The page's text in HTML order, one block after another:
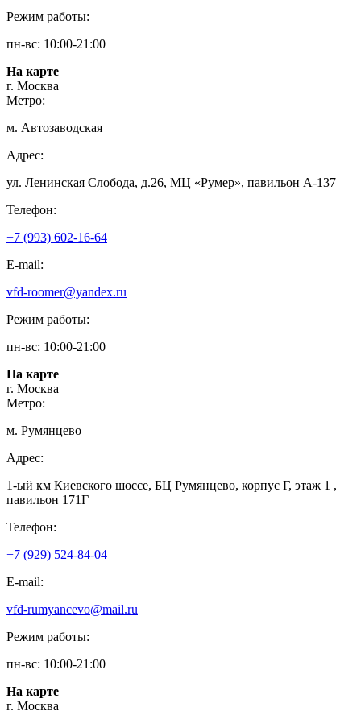
Режим работы:
пн-вс: 10:00-21:00
На карте
г. Москва
Метро:
м. Автозаводская
Адрес:
ул. Ленинская Слобода, д.26, МЦ «Румер», павильон А-137
Телефон:
+7 (993) 602-16-64
E-mail:
vfd-roomer@yandex.ru
Режим работы:
пн-вс: 10:00-21:00
На карте
г. Москва
Метро:
м. Румянцево
Адрес:
1-ый км Киевского шоссе, БЦ Румянцево, корпус Г, этаж 1 ,
павильон 171Г
Телефон:
+7 (929) 524-84-04
E-mail:
vfd-rumyancevo@mail.ru
Режим работы:
пн-вс: 10:00-21:00
На карте
г. Москва